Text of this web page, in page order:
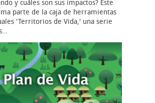
y cuáles son sus impactos? Este
parte de la caja de herramientas
'Territorios de Vida,' una serie